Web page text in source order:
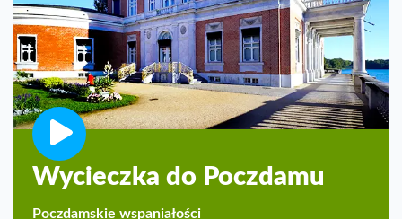
Wycieczka do Poczdamu
Poczdamskie wspaniałości